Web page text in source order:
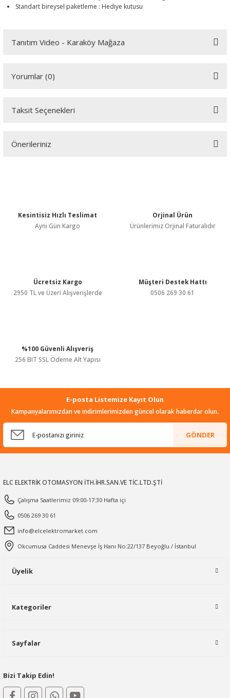
Standart bireysel paketleme : Hediye kutusu
Tanıtım Video - Karaköy Mağaza
Yorumlar (0)
Bu ürüne ilk yorumu siz yapın!
Taksit Seçenekleri
Önerileriniz
Ürün resmi kalitesiz, bozuk veya görüntülenemiyor.
Bu ürüne benzer farklı alternatifler olmalı.
Kesintisiz Hızlı Teslimat
Aynı Gün Kargo
Orjinal Ürün
Ürünlerimiz Orjinal Faturalıdır
Ücretsiz Kargo
2950 TL ve Üzeri Alışverişlerde
Müşteri Destek Hattı
0506 269 30 61
%100 Güvenli Alışveriş
256 BIT SSL Ödeme Alt Yapısı
E-posta Listemize Kayıt Olun
Kampanyalarımızdan ve indirimlerimizden güncel olarak haberdar olun.
GÖNDER
ELC ELEKTRİK OTOMASYON İTH.İHR.SAN.VE TİC.LTD.ŞTİ
Çalışma Saatlerimiz 09:00-17:30 Hafta içi
0506 269 30 61
info@elcelektromarket.com
Okcumusa Caddesi Menevşe İş Hanı No:22/137 Beyoğlu / İstanbul
Üyelik
Kategoriler
Sayfalar
Bizi Takip Edin!